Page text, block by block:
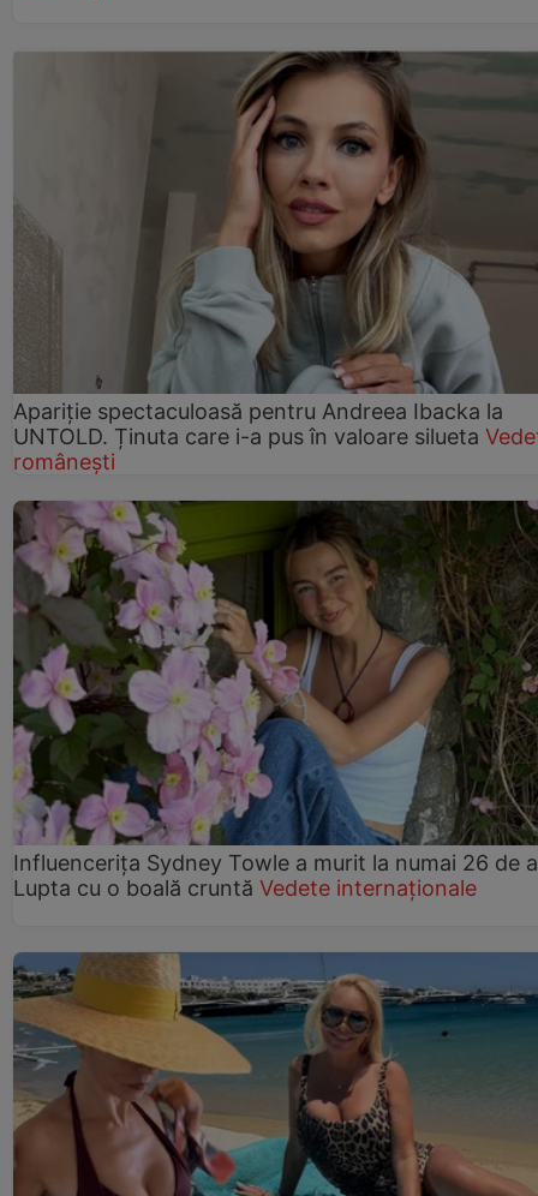
Apariție spectaculoasă pentru Andreea Ibacka la
UNTOLD. Ținuta care i-a pus în valoare silueta
românești
Influencerița Sydney Towle a murit la numai 26 de
Lupta cu o boală cruntă Vedete internaționale